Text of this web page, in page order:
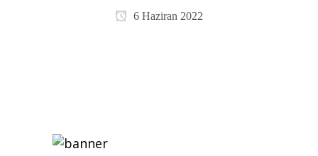
6 Haziran 2022